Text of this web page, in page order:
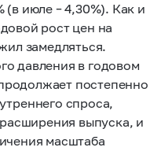
(в июле – 4,30%). Как и
рост цен на
замедляться.
давления в годовом
постепенно
спроса,
выпуска, и
масштаба